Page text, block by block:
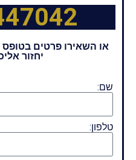
או השאירו פרטים בטופס
יחזור
שם:
טלפון: